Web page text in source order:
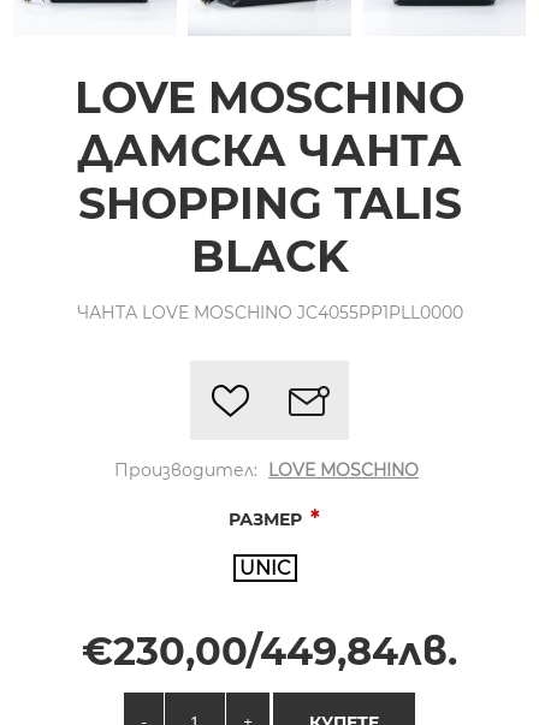
LOVE MOSCHINO
ДАМСКА ЧАНТА
SHOPPING TALIS
BLACK
ЧАНТА LOVE MOSCHINO JC4055PP1PLL0000
Производител: LOVE MOSCHINO
РАЗМЕР *
UNIC
€230,00/449,84лв.